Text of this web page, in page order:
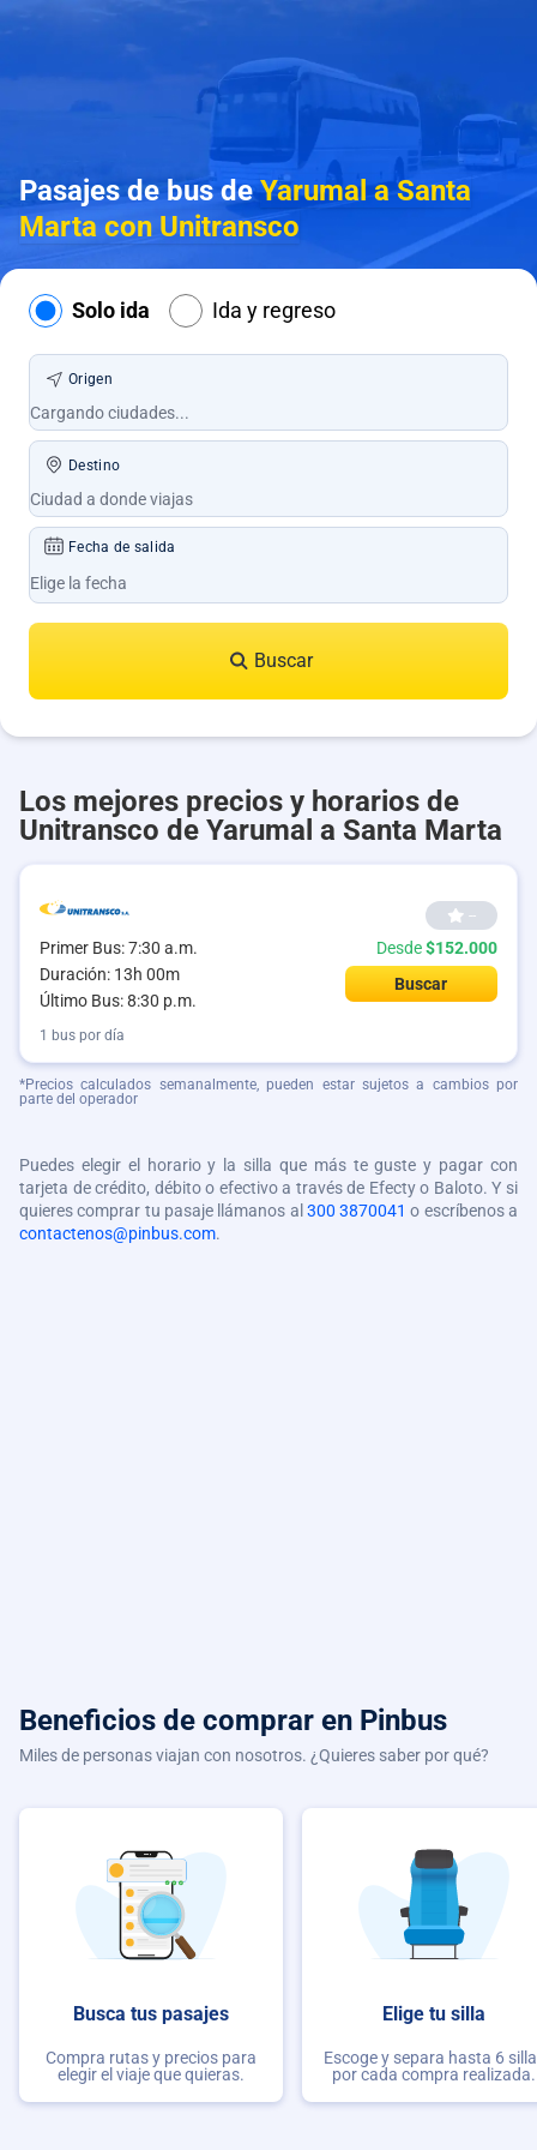
Pasajes de bus deYarumal a Santa
Marta con Unitransco
Solo ida Ida y regreso
Origen
Destino
Fecha de salida
Buscar
Los mejores precios y horarios de
Unitransco de Yarumal a Santa Marta
Primer Bus: 7:30 a.m.
Duración: 13h 00m
Último Bus: 8:30 p.m.
--
Desde$152.000
Buscar
1 bus por día
*Precios calculados semanalmente, pueden estar sujetos a cambios por
parte del operador
Puedes elegir el horario y la silla que más te guste y pagar con
tarjeta de crédito, débito o efectivo a través de Efecty o Baloto. Y si
quieres comprar tu pasaje llámanos al300 3870041 o escríbenos a
contactenos@pinbus.com.
Beneficios de comprar en Pinbus
Miles de personas viajan con nosotros. ¿Quieres saber por qué?
Busca tus pasajes
Compra rutas y precios para
elegir el viaje que quieras.
Elige tu silla
Escoge y separa hasta 6
por cada compra realizada.